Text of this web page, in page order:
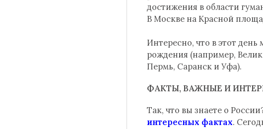
достижения в области
В Москве на Красной
Интересно, что в этот
рождения (например,
Пермь, Саранск и Уфа).
ФАКТЫ, ВАЖНЫЕ И
Так, что вы знаете о
интересных фактах.